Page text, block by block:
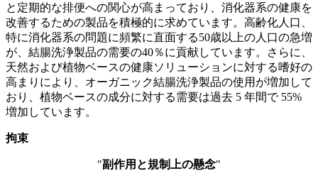
と定期的な排便への関心が高まっており、消化器系の健康を
改善するための製品を積極的に求めています。高齢化人口、
特に消化器系の問題に頻繁に直面する50歳以上の人口の急増
が、結腸洗浄製品の需要の40％に貢献しています。さらに、
天然および植物ベースの健康ソリューションに対する嗜好の
高まりにより、オーガニック結腸洗浄製品の使用が増加して
おり、植物ベースの成分に対する需要は過去 5 年間で 55%
増加しています。
拘束
"副作用と規制上の懸念"